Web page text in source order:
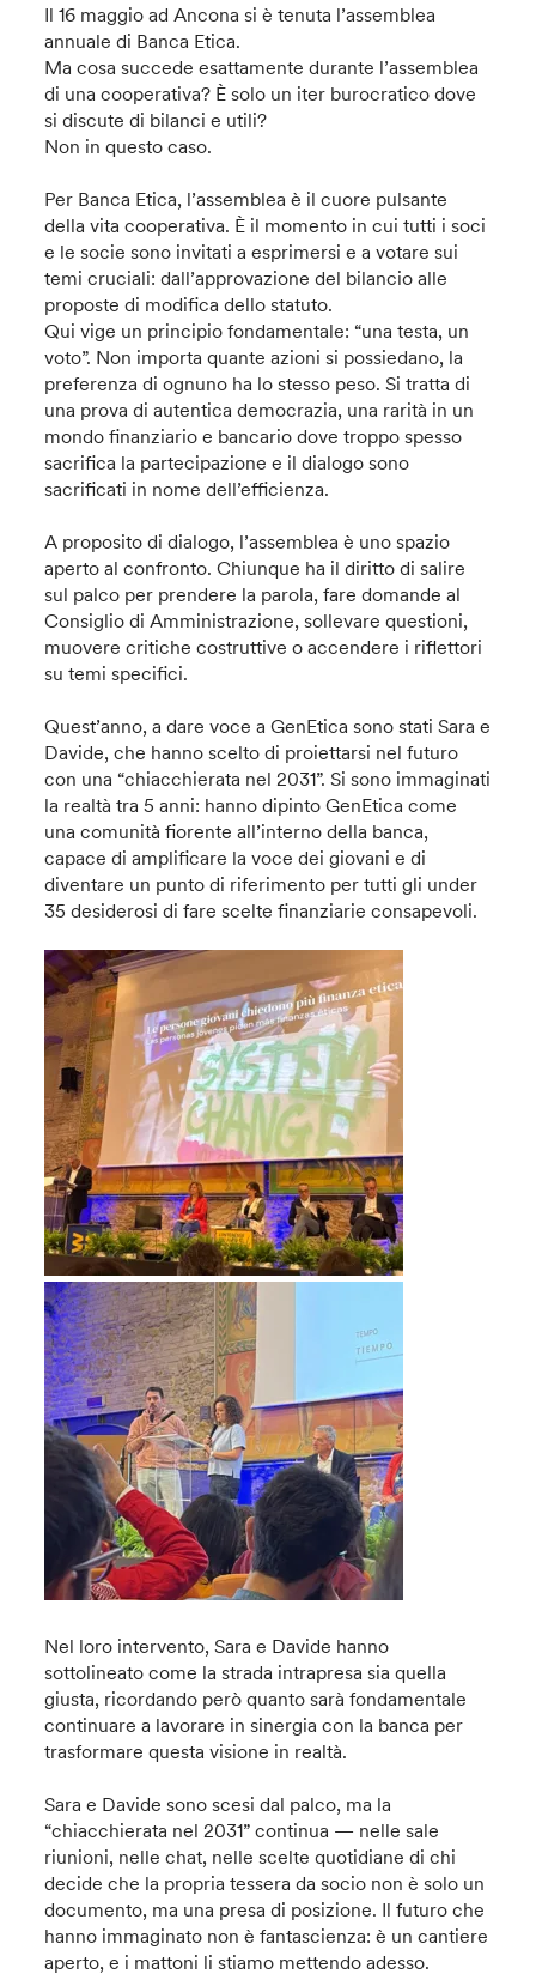
Il 16 maggio ad Ancona si è tenuta l’assemblea
annuale di Banca Etica.
Ma cosa succede esattamente durante l’assemblea
di una cooperativa? È solo un iter burocratico dove
si discute di bilanci e utili?
Non in questo caso.
Per Banca Etica, l’assemblea è il cuore pulsante
della vita cooperativa. È il momento in cui tutti i soci
e le socie sono invitati a esprimersi e a votare sui
temi cruciali: dall’approvazione del bilancio alle
proposte di modifica dello statuto.
Qui vige un principio fondamentale: “una testa, un
voto”. Non importa quante azioni si possiedano, la
preferenza di ognuno ha lo stesso peso. Si tratta di
una prova di autentica democrazia, una rarità in un
mondo finanziario e bancario dove troppo spesso
sacrifica la partecipazione e il dialogo sono
sacrificati in nome dell’efficienza.
A proposito di dialogo, l’assemblea è uno spazio
aperto al confronto. Chiunque ha il diritto di salire
sul palco per prendere la parola, fare domande al
Consiglio di Amministrazione, sollevare questioni,
muovere critiche costruttive o accendere i riflettori
su temi specifici.
Quest’anno, a dare voce a GenEtica sono stati Sara e
Davide, che hanno scelto di proiettarsi nel futuro
con una “chiacchierata nel 2031”. Si sono immaginati
la realtà tra 5 anni: hanno dipinto GenEtica come
una comunità fiorente all’interno della banca,
capace di amplificare la voce dei giovani e di
diventare un punto di riferimento per tutti gli under
35 desiderosi di fare scelte finanziarie consapevoli.
Nel loro intervento, Sara e Davide hanno
sottolineato come la strada intrapresa sia quella
giusta, ricordando però quanto sarà fondamentale
continuare a lavorare in sinergia con la banca per
trasformare questa visione in realtà.
Sara e Davide sono scesi dal palco, ma la
“chiacchierata nel 2031” continua — nelle sale
riunioni, nelle chat, nelle scelte quotidiane di chi
decide che la propria tessera da socio non è solo un
documento, ma una presa di posizione. Il futuro che
hanno immaginato non è fantascienza: è un cantiere
aperto, e i mattoni li stiamo mettendo adesso.